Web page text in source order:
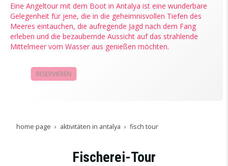
Eine Angeltour mit dem Boot in Antalya ist eine wunderbare
Gelegenheit für jene, die in die geheimnisvollen Tiefen des
Meeres eintauchen, die aufregende Jagd nach dem Fang
erleben und die bezaubernde Aussicht auf das strahlende
Mittelmeer vom Wasser aus genießen möchten.
RESERVIEREN
home page aktivitäten in antalya fisch tour
Fischerei-Tour